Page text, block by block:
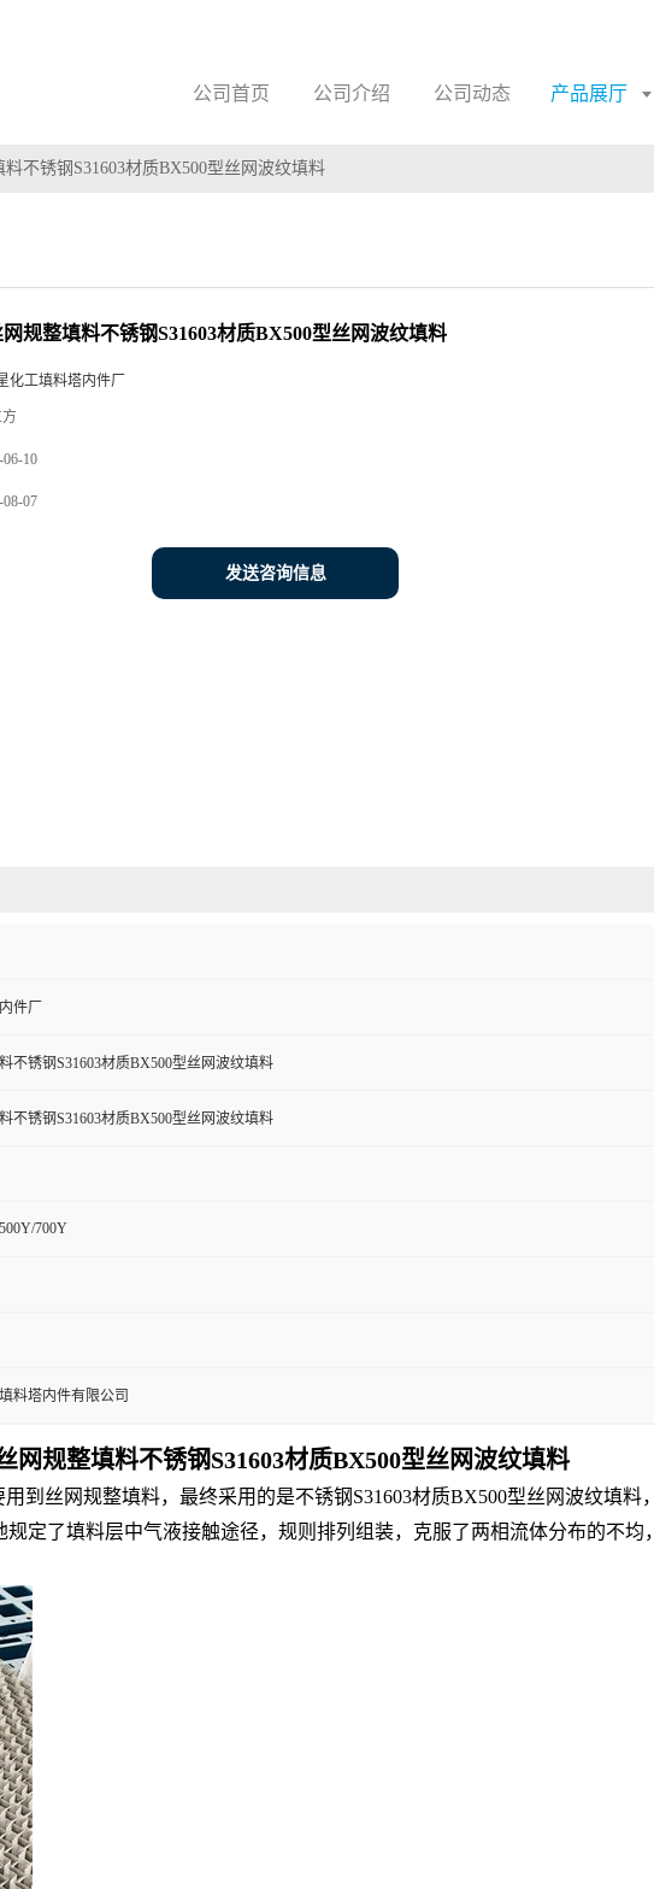
公司首页 公司介绍 公司动态 产品展厅
不锈钢S31603材质BX500型丝网波纹填料
规整填料不锈钢S31603材质BX500型丝网波纹填料
化工填料塔内件厂
方
06-10
08-07
发送咨询信息
件厂
不锈钢S31603材质BX500型丝网波纹填料
不锈钢S31603材质BX500型丝网波纹填料
700Y
料塔内件有限公司
网规整填料不锈钢S31603材质BX500型丝网波纹填料
到丝网规整填料，最终采用的是不锈钢S31603材质BX500型丝网波纹填
定了填料层中气液接触途径，规则排列组装，克服了两相流体分布的不